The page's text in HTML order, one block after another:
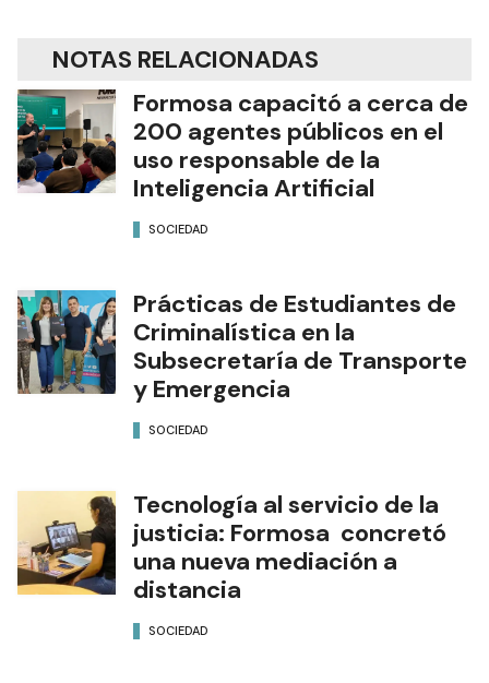
NOTAS RELACIONADAS
Formosa capacitó a cerca de
200 agentes públicos en el
uso responsable de la
Inteligencia Artificial
SOCIEDAD
Prácticas de Estudiantes de
Criminalística en la
Subsecretaría de Transporte
y Emergencia
SOCIEDAD
Tecnología al servicio de la
justicia: Formosa concretó
una nueva mediación a
distancia
SOCIEDAD